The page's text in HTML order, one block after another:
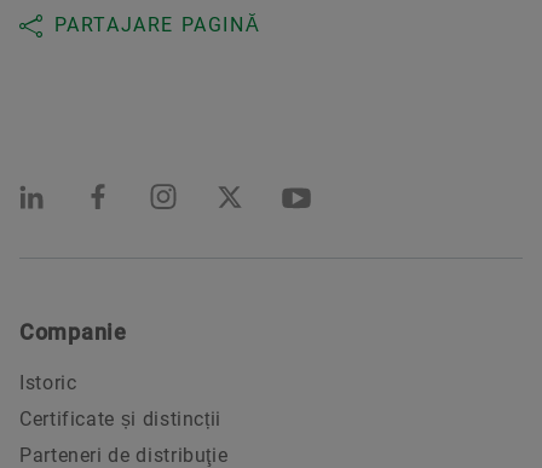
PARTAJARE PAGINĂ
Companie
Istoric
Certificate și distincții
Parteneri de distribuţie